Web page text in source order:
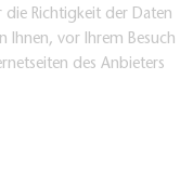
Richtigkeit der Daten
Ihnen, vor Ihrem Besuch
des Anbieters